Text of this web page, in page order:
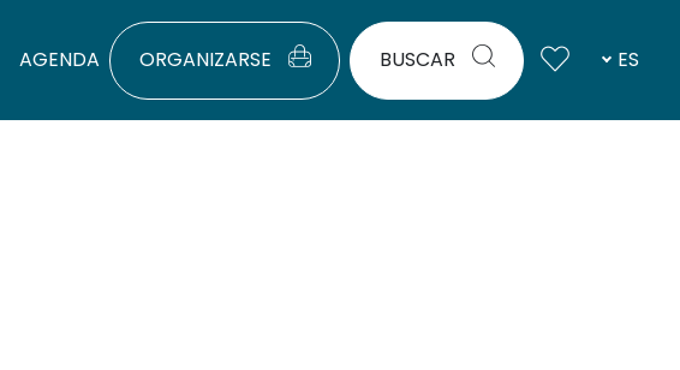
AGENDA ORGANIZARSE BUSCAR ES